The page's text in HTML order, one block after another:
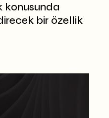
konusunda
bir özellik